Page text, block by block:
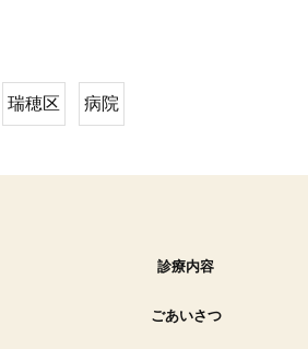
瑞穂区 病院
診療内容
ごあいさつ